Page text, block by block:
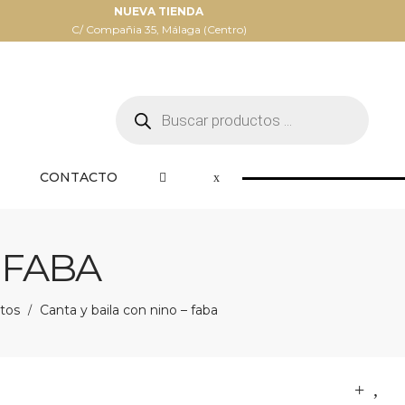
NUEVA TIENDA
C/ Compañia 35, Málaga (Centro)
productos
CONTACTO
/ Canta y baila con nino – faba